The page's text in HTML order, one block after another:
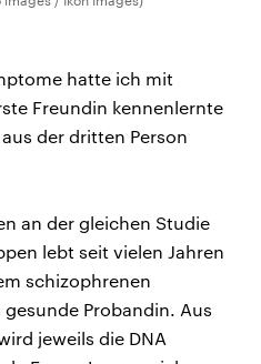
hatte ich mit
Freundin kennenlernte
der dritten Person
an der gleichen Studie
lebt seit vielen Jahren
schizophrenen
Probandin. Aus
jeweils die DNA